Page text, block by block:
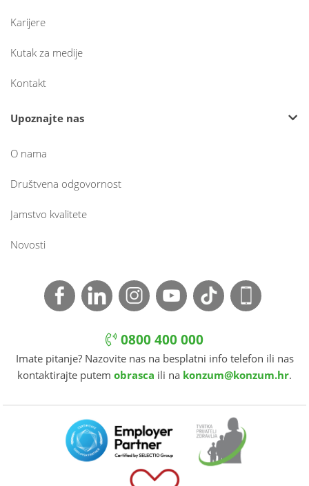
Karijere
Kutak za medije
Kontakt
Upoznajte nas
O nama
Društvena odgovornost
Jamstvo kvalitete
Novosti
0800 400 000
Imate pitanje? Nazovite nas na besplatni info telefon ili nas
kontaktirajte putem obrasca ili na konzum@konzum.hr.